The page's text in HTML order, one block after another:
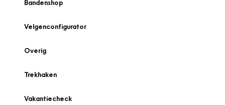
Bandenshop
Velgenconfigurator
Overig
Trekhaken
Vakantiecheck